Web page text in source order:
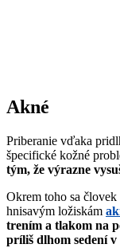
Akné
Priberanie vďaka
špecifické kožné
tým, že výrazne
Okrem toho sa
hnisavým ložiskám
trením a tlakom na
príliš dlhom sedení